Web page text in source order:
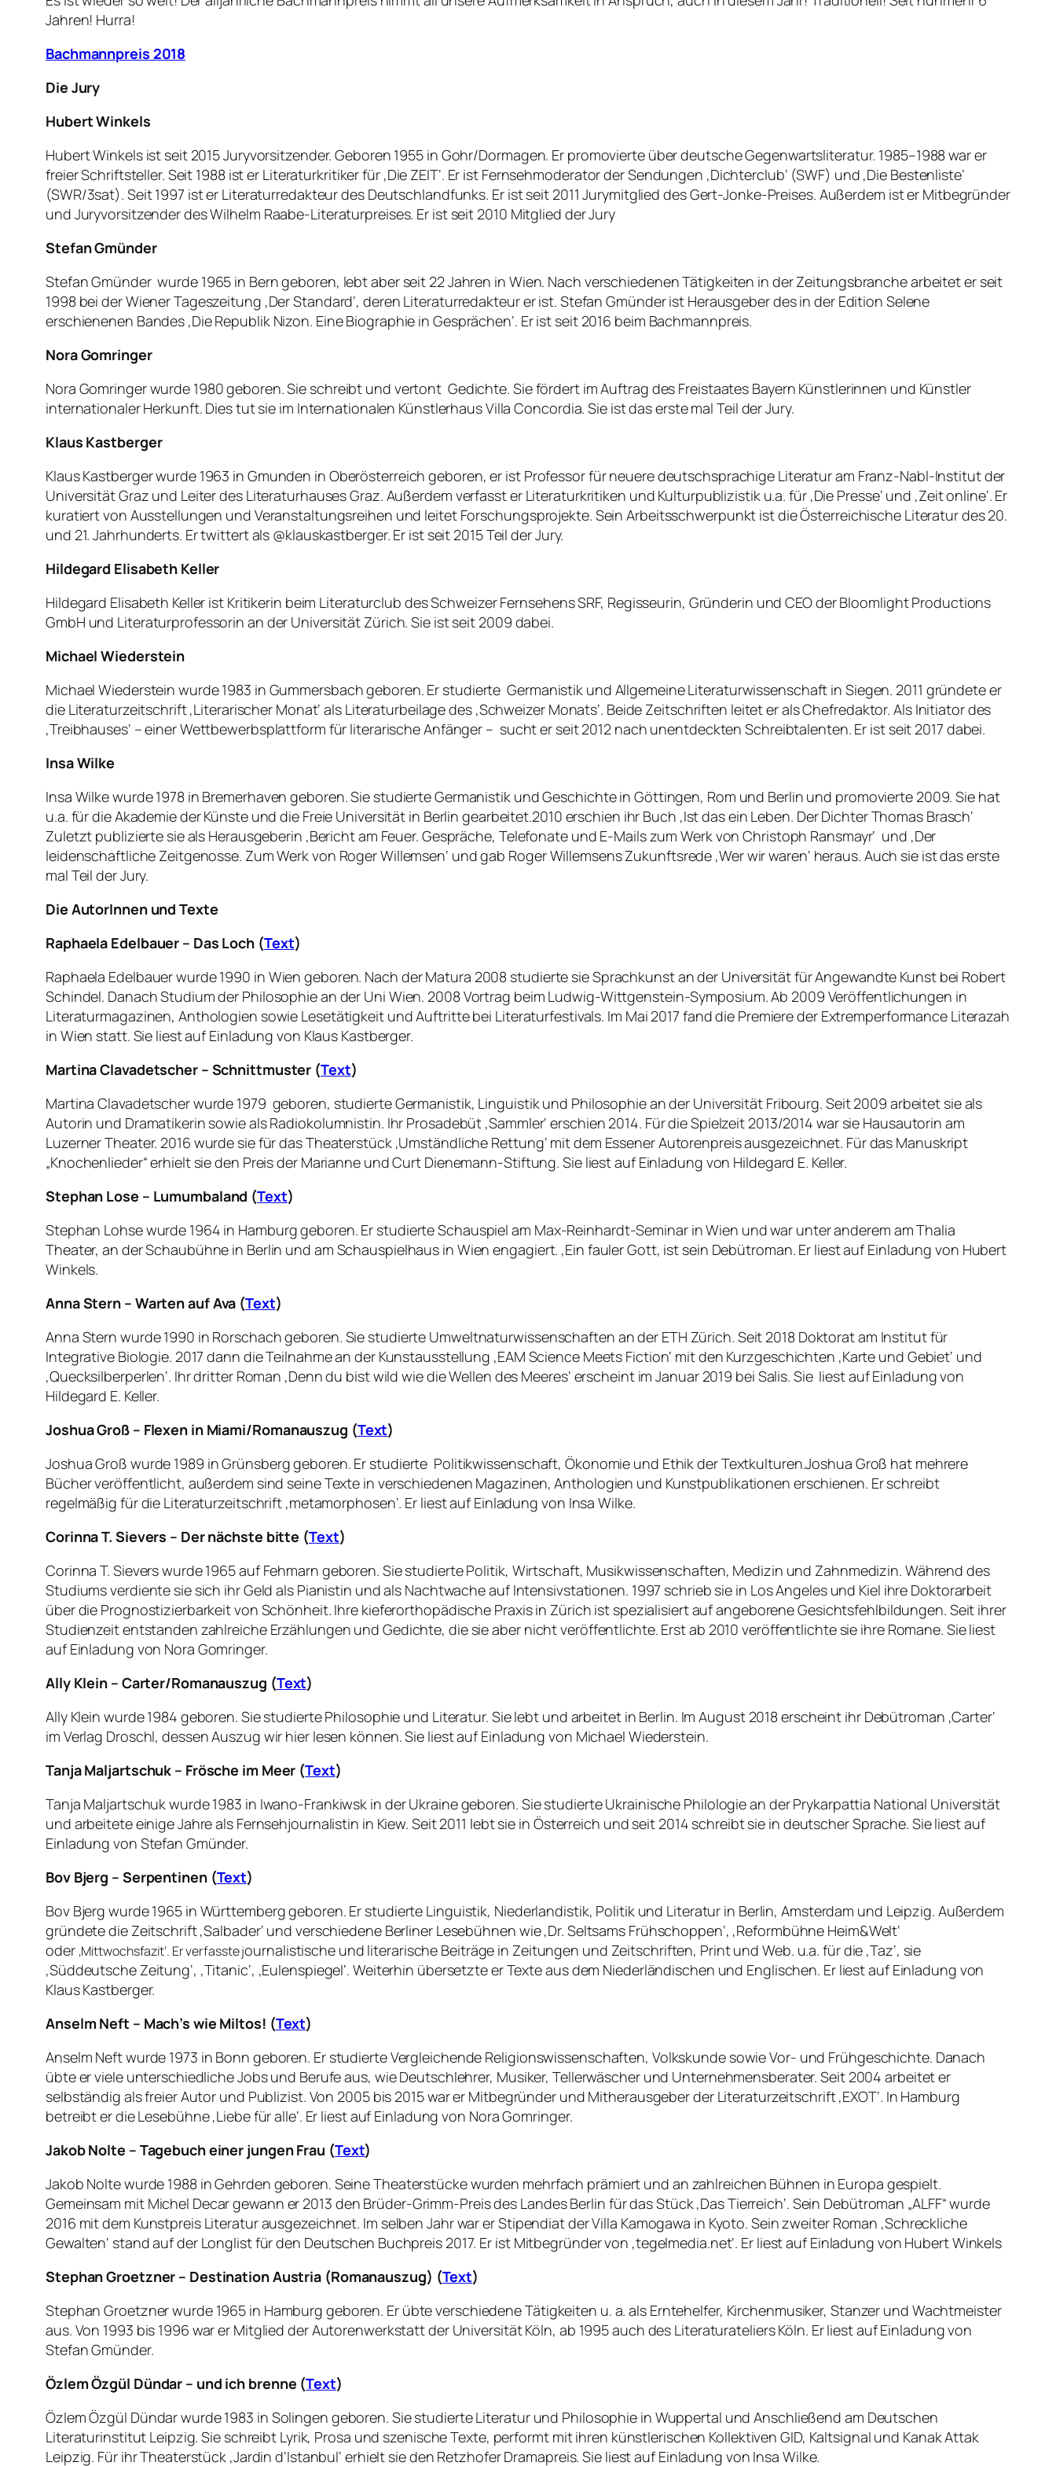
Jahren! Hurra!
Bachmannpreis 2018
Die Jury
Hubert Winkels
Hubert Winkels ist seit 2015 Juryvorsitzender. Geboren 1955 in Gohr/Dormagen. Er promovierte über deutsche Gegenwartsliteratur. 1985–1988 war er
freier Schriftsteller. Seit 1988 ist er Literaturkritiker für ‚Die ZEIT‘. Er ist Fernsehmoderator der Sendungen ‚Dichterclub‘ (SWF) und ‚Die Bestenliste‘
(SWR/3sat). Seit 1997 ist er Literaturredakteur des Deutschlandfunks. Er ist seit 2011 Jurymitglied des Gert-Jonke-Preises. Außerdem ist er Mitbegründer
und Juryvorsitzender des Wilhelm Raabe-Literaturpreises. Er ist seit 2010 Mitglied der Jury
Stefan Gmünder
Stefan Gmünder wurde 1965 in Bern geboren, lebt aber seit 22 Jahren in Wien. Nach verschiedenen Tätigkeiten in der Zeitungsbranche arbeitet er seit
1998 bei der Wiener Tageszeitung ‚Der Standard‘, deren Literaturredakteur er ist. Stefan Gmünder ist Herausgeber des in der Edition Selene
erschienenen Bandes ‚Die Republik Nizon. Eine Biographie in Gesprächen‘. Er ist seit 2016 beim Bachmannpreis.
Nora Gomringer
Nora Gomringer wurde 1980 geboren. Sie schreibt und vertont Gedichte. Sie fördert im Auftrag des Freistaates Bayern Künstlerinnen und Künstler
internationaler Herkunft. Dies tut sie im Internationalen Künstlerhaus Villa Concordia. Sie ist das erste mal Teil der Jury.
Klaus Kastberger
Klaus Kastberger wurde 1963 in Gmunden in Oberösterreich geboren, er ist Professor für neuere deutschsprachige Literatur am Franz-Nabl-Institut der
Universität Graz und Leiter des Literaturhauses Graz. Außerdem verfasst er Literaturkritiken und Kulturpublizistik u.a. für ‚Die Presse‘ und ‚Zeit online‘. Er
kuratiert von Ausstellungen und Veranstaltungsreihen und leitet Forschungsprojekte. Sein Arbeitsschwerpunkt ist die Österreichische Literatur des 20.
und 21. Jahrhunderts. Er twittert als @klauskastberger. Er ist seit 2015 Teil der Jury.
Hildegard Elisabeth Keller
Hildegard Elisabeth Keller ist Kritikerin beim Literaturclub des Schweizer Fernsehens SRF, Regisseurin, Gründerin und CEO der Bloomlight Productions
GmbH und Literaturprofessorin an der Universität Zürich. Sie ist seit 2009 dabei.
Michael Wiederstein
Michael Wiederstein wurde 1983 in Gummersbach geboren. Er studierte Germanistik und Allgemeine Literaturwissenschaft in Siegen. 2011 gründete er
die Literaturzeitschrift ‚Literarischer Monat‘ als Literaturbeilage des ‚Schweizer Monats‘. Beide Zeitschriften leitet er als Chefredaktor. Als Initiator des
‚Treibhauses‘ – einer Wettbewerbsplattform für literarische Anfänger – sucht er seit 2012 nach unentdeckten Schreibtalenten. Er ist seit 2017 dabei.
Insa Wilke
Insa Wilke wurde 1978 in Bremerhaven geboren. Sie studierte Germanistik und Geschichte in Göttingen, Rom und Berlin und promovierte 2009. Sie hat
u.a. für die Akademie der Künste und die Freie Universität in Berlin gearbeitet.2010 erschien ihr Buch ‚Ist das ein Leben. Der Dichter Thomas Brasch‘
Zuletzt publizierte sie als Herausgeberin ‚Bericht am Feuer. Gespräche, Telefonate und E-Mails zum Werk von Christoph Ransmayr‘ und ‚Der
leidenschaftliche Zeitgenosse. Zum Werk von Roger Willemsen‘ und gab Roger Willemsens Zukunftsrede ‚Wer wir waren‘ heraus. Auch sie ist das erste
mal Teil der Jury.
Die AutorInnen und Texte
Raphaela Edelbauer – Das Loch (Text)
Raphaela Edelbauer wurde 1990 in Wien geboren. Nach der Matura 2008 studierte sie Sprachkunst an der Universität für Angewandte Kunst bei Robert
Schindel. Danach Studium der Philosophie an der Uni Wien. 2008 Vortrag beim Ludwig-Wittgenstein-Symposium. Ab 2009 Veröffentlichungen in
Literaturmagazinen, Anthologien sowie Lesetätigkeit und Auftritte bei Literaturfestivals. Im Mai 2017 fand die Premiere der Extremperformance Literazah
in Wien statt. Sie liest auf Einladung von Klaus Kastberger.
Martina Clavadetscher – Schnittmuster (Text)
Martina Clavadetscher wurde 1979 geboren, studierte Germanistik, Linguistik und Philosophie an der Universität Fribourg. Seit 2009 arbeitet sie als
Autorin und Dramatikerin sowie als Radiokolumnistin. Ihr Prosadebüt ‚Sammler‘ erschien 2014. Für die Spielzeit 2013/2014 war sie Hausautorin am
Luzerner Theater. 2016 wurde sie für das Theaterstück ‚Umständliche Rettung‘ mit dem Essener Autorenpreis ausgezeichnet. Für das Manuskript
„Knochenlieder“ erhielt sie den Preis der Marianne und Curt Dienemann-Stiftung. Sie liest auf Einladung von Hildegard E. Keller.
Stephan Lose – Lumumbaland (Text)
Stephan Lohse wurde 1964 in Hamburg geboren. Er studierte Schauspiel am Max-Reinhardt-Seminar in Wien und war unter anderem am Thalia
Theater, an der Schaubühne in Berlin und am Schauspielhaus in Wien engagiert. ‚Ein fauler Gott‚ ist sein Debütroman. Er liest auf Einladung von Hubert
Winkels.
Anna Stern – Warten auf Ava (Text)
Anna Stern wurde 1990 in Rorschach geboren. Sie studierte Umweltnaturwissenschaften an der ETH Zürich. Seit 2018 Doktorat am Institut für
Integrative Biologie. 2017 dann die Teilnahme an der Kunstausstellung ‚EAM Science Meets Fiction‘ mit den Kurzgeschichten ‚Karte und Gebiet‘ und
‚Quecksilberperlen‘. Ihr dritter Roman ‚Denn du bist wild wie die Wellen des Meeres‘ erscheint im Januar 2019 bei Salis. Sie liest auf Einladung von
Hildegard E. Keller.
Joshua Groß – Flexen in Miami/Romanauszug (Text)
Joshua Groß wurde 1989 in Grünsberg geboren. Er studierte Politikwissenschaft, Ökonomie und Ethik der Textkulturen.Joshua Groß hat mehrere
Bücher veröffentlicht, außerdem sind seine Texte in verschiedenen Magazinen, Anthologien und Kunstpublikationen erschienen. Er schreibt
regelmäßig für die Literaturzeitschrift ‚metamorphosen‘. Er liest auf Einladung von Insa Wilke.
Corinna T. Sievers – Der nächste bitte (Text)
Corinna T. Sievers wurde 1965 auf Fehmarn geboren. Sie studierte Politik, Wirtschaft, Musikwissenschaften, Medizin und Zahnmedizin. Während des
Studiums verdiente sie sich ihr Geld als Pianistin und als Nachtwache auf Intensivstationen. 1997 schrieb sie in Los Angeles und Kiel ihre Doktorarbeit
über die Prognostizierbarkeit von Schönheit. Ihre kieferorthopädische Praxis in Zürich ist spezialisiert auf angeborene Gesichtsfehlbildungen. Seit ihrer
Studienzeit entstanden zahlreiche Erzählungen und Gedichte, die sie aber nicht veröffentlichte. Erst ab 2010 veröffentlichte sie ihre Romane. Sie liest
auf Einladung von Nora Gomringer.
Ally Klein – Carter/Romanauszug (Text)
Ally Klein wurde 1984 geboren. Sie studierte Philosophie und Literatur. Sie lebt und arbeitet in Berlin. Im August 2018 erscheint ihr Debütroman ‚Carter‘
im Verlag Droschl, dessen Auszug wir hier lesen können. Sie liest auf Einladung von Michael Wiederstein.
Tanja Maljartschuk – Frösche im Meer (Text)
Tanja Maljartschuk wurde 1983 in Iwano-Frankiwsk in der Ukraine geboren. Sie studierte Ukrainische Philologie an der Prykarpattia National Universität
und arbeitete einige Jahre als Fernsehjournalistin in Kiew. Seit 2011 lebt sie in Österreich und seit 2014 schreibt sie in deutscher Sprache. Sie liest auf
Einladung von Stefan Gmünder.
Bov Bjerg – Serpentinen (Text)
Bov Bjerg wurde 1965 in Württemberg geboren. Er studierte Linguistik, Niederlandistik, Politik und Literatur in Berlin, Amsterdam und Leipzig. Außerdem
gründete die Zeitschrift ‚Salbader‘ und verschiedene Berliner Lesebühnen wie ‚Dr. Seltsams Frühschoppen‘, ‚Reformbühne Heim&Welt‘
oder ‚Mittwochsfazit‘. Er verfasste journalistische und literarische Beiträge in Zeitungen und Zeitschriften, Print und Web. u.a. für die ‚Taz‘, sie
‚Süddeutsche Zeitung‘, ‚Titanic‘, ‚Eulenspiegel‘. Weiterhin übersetzte er Texte aus dem Niederländischen und Englischen. Er liest auf Einladung von
Klaus Kastberger.
Anselm Neft – Mach’s wie Miltos! (Text)
Anselm Neft wurde 1973 in Bonn geboren. Er studierte Vergleichende Religionswissenschaften, Volkskunde sowie Vor- und Frühgeschichte. Danach
übte er viele unterschiedliche Jobs und Berufe aus, wie Deutschlehrer, Musiker, Tellerwäscher und Unternehmensberater. Seit 2004 arbeitet er
selbständig als freier Autor und Publizist. Von 2005 bis 2015 war er Mitbegründer und Mitherausgeber der Literaturzeitschrift ‚EXOT‘. In Hamburg
betreibt er die Lesebühne ‚Liebe für alle‘. Er liest auf Einladung von Nora Gomringer.
Jakob Nolte – Tagebuch einer jungen Frau (Text)
Jakob Nolte wurde 1988 in Gehrden geboren. Seine Theaterstücke wurden mehrfach prämiert und an zahlreichen Bühnen in Europa gespielt.
Gemeinsam mit Michel Decar gewann er 2013 den Brüder-Grimm-Preis des Landes Berlin für das Stück ‚Das Tierreich‘. Sein Debütroman „ALFF“ wurde
2016 mit dem Kunstpreis Literatur ausgezeichnet. Im selben Jahr war er Stipendiat der Villa Kamogawa in Kyoto. Sein zweiter Roman ‚Schreckliche
Gewalten‘ stand auf der Longlist für den Deutschen Buchpreis 2017. Er ist Mitbegründer von ‚tegelmedia.net‘. Er liest auf Einladung von Hubert Winkels
Stephan Groetzner – Destination Austria (Romanauszug) (Text)
Stephan Groetzner wurde 1965 in Hamburg geboren. Er übte verschiedene Tätigkeiten u. a. als Erntehelfer, Kirchenmusiker, Stanzer und Wachtmeister
aus. Von 1993 bis 1996 war er Mitglied der Autorenwerkstatt der Universität Köln, ab 1995 auch des Literaturateliers Köln. Er liest auf Einladung von
Stefan Gmünder.
Özlem Özgül Dündar – und ich brenne (Text)
Özlem Özgül Dündar wurde 1983 in Solingen geboren. Sie studierte Literatur und Philosophie in Wuppertal und Anschließend am Deutschen
Literaturinstitut Leipzig. Sie schreibt Lyrik, Prosa und szenische Texte, performt mit ihren künstlerischen Kollektiven GID, Kaltsignal und Kanak Attak
Leipzig. Für ihr Theaterstück ‚Jardin d’Istanbul‘ erhielt sie den Retzhofer Dramapreis. Sie liest auf Einladung von Insa Wilke.